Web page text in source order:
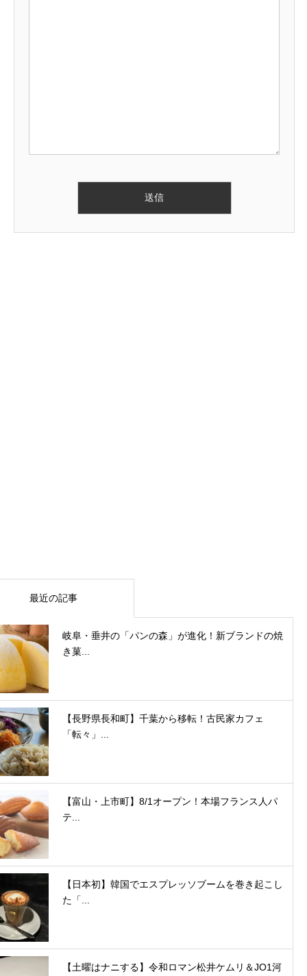
最近の記事
岐阜・垂井の「パンの森」が進化！新ブランドの焼
き菓...
【長野県長和町】千葉から移転！古民家カフェ
「転々」...
【富山・上市町】8/1オープン！本場フランス人パ
テ...
【日本初】韓国でエスプレッソブームを巻き起こし
た「...
【土曜はナニする】令和ロマン松井ケムリ＆JO1河